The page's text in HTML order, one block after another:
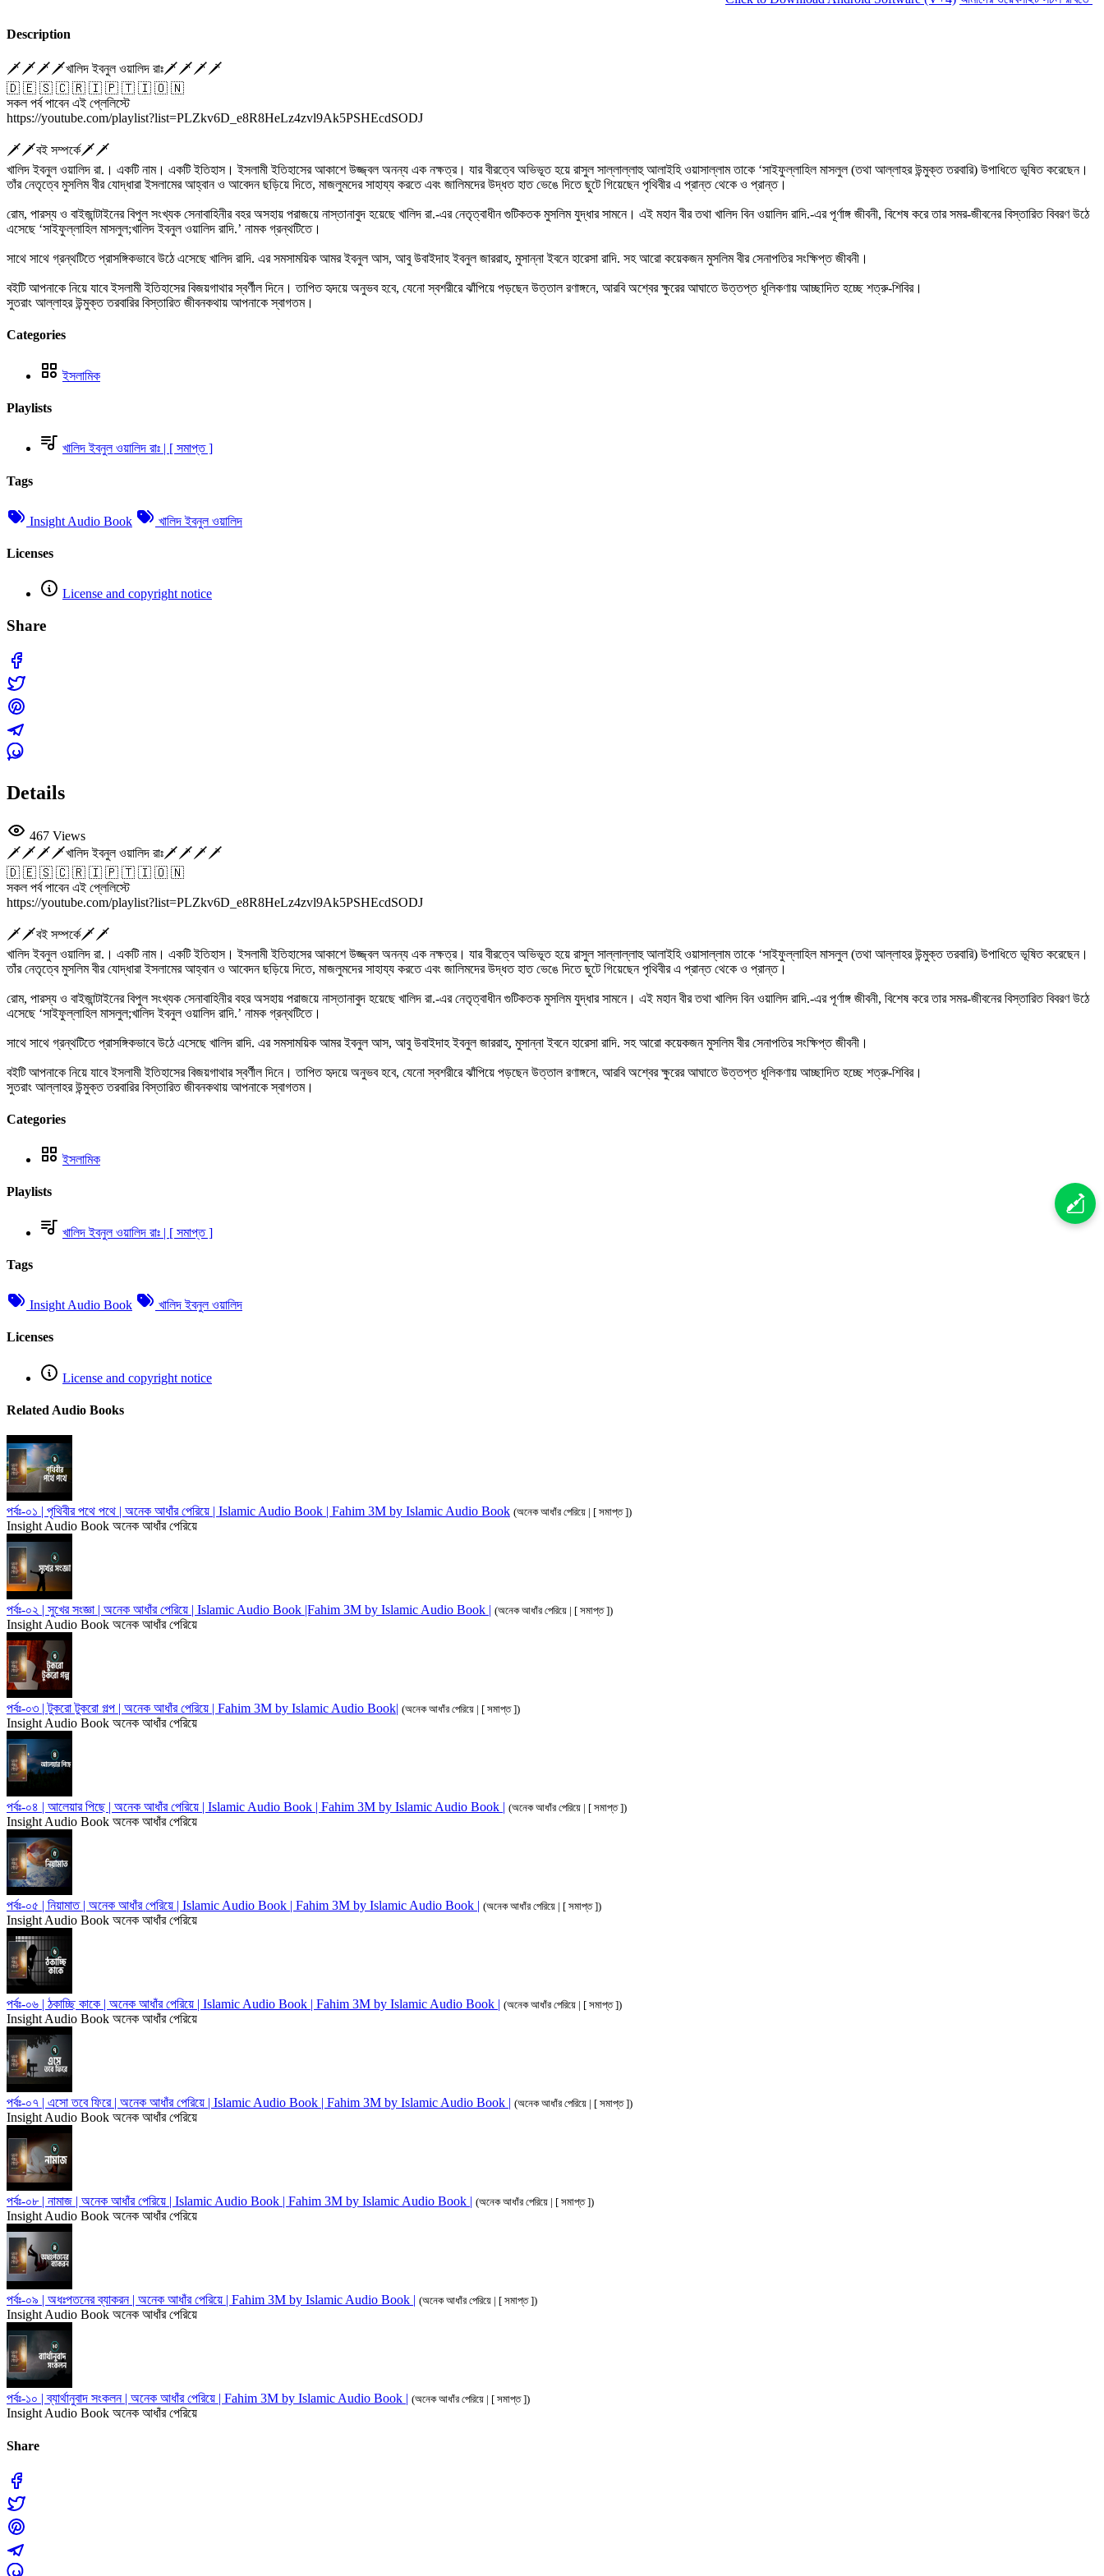
Description
🗡️🗡️🗡️🗡️খালিদ ইবনুল ওয়ালিদ রাঃ🗡️🗡️🗡️🗡️
🇩 🇪 🇸 🇨 🇷 🇮 🇵 🇹 🇮 🇴 🇳
সকল পর্ব পাবেন এই প্লেলিস্টে
https://youtube.com/playlist?list=PLZkv6D_e8R8HeLz4zvl9Ak5PSHEcdSODJ
🗡️🗡️বই সম্পর্কে🗡️🗡️
খালিদ ইবনুল ওয়ালিদ রা.। একটি নাম। একটি ইতিহাস। ইসলামী ইতিহাসের আকাশে উজ্জ্বল অনন্য এক নক্ষত্র। যার বীরত্বে অভিভূত হয়ে রাসুল সাল্লাল্লাহু আলাইহি ওয়াসাল্লাম তাকে ‘সাইফুল্লাহিল মাসলুল (তথা আল্লাহর উন্মুক্ত তরবারি) উপাধিতে ভূষিত করেছেন।
তাঁর নেতৃত্বে মুসলিম বীর যোদ্ধারা ইসলামের আহ্বান ও আবেদন ছড়িয়ে দিতে, মাজলুমদের সাহায্য করতে এবং জালিমদের উদ্ধত হাত ভেঙে দিতে ছুটে গিয়েছেন পৃথিবীর এ প্রান্ত থেকে ও প্রান্ত।
রোম, পারস্য ও বাইজান্টাইনের বিপুল সংখ্যক সেনাবাহিনীর বহর অসহায় পরাজয়ে নাস্তানাবুদ হয়েছে খালিদ রা.-এর নেতৃত্বাধীন গুটিকতক মুসলিম যুদ্ধার সামনে। এই মহান বীর তথা খালিদ বিন ওয়ালিদ রাদি.-এর পূর্ণাঙ্গ জীবনী, বিশেষ করে তার সমর-জীবনের বিস্তারিত বিবরণ উঠে
এসেছে ‘সাইফুল্লাহিল মাসলুল;খালিদ ইবনুল ওয়ালিদ রাদি.’ নামক গ্রন্থটিতে।
সাথে সাথে গ্রন্থটিতে প্রাসঙ্গিকভাবে উঠে এসেছে খালিদ রাদি. এর সমসাময়িক আমর ইবনুল আস, আবু উবাইদাহ ইবনুল জাররাহ, মুসান্না ইবনে হারেসা রাদি. সহ আরো কয়েকজন মুসলিম বীর সেনাপতির সংক্ষিপ্ত জীবনী।
বইটি আপনাকে নিয়ে যাবে ইসলামী ইতিহাসের বিজয়গাথার স্বর্ণীল দিনে। তাপিত হৃদয়ে অনুভব হবে, যেনো স্বশরীরে ঝাঁপিয়ে পড়ছেন উত্তাল রণাঙ্গনে, আরবি অশ্বের ক্ষুরের আঘাতে উত্তপ্ত ধূলিকণায় আচ্ছাদিত হচ্ছে শত্রু-শিবির।
সুতরাং আল্লাহর উন্মুক্ত তরবারির বিস্তারিত জীবনকথায় আপনাকে স্বাগতম।
Categories
ইসলামিক
Playlists
খালিদ ইবনুল ওয়ালিদ রাঃ | [ সমাপ্ত ]
Tags
Insight Audio Book খালিদ ইবনুল ওয়ালিদ
Licenses
License and copyright notice
Share
Details
467 Views
🗡️🗡️🗡️🗡️খালিদ ইবনুল ওয়ালিদ রাঃ🗡️🗡️🗡️🗡️
🇩 🇪 🇸 🇨 🇷 🇮 🇵 🇹 🇮 🇴 🇳
সকল পর্ব পাবেন এই প্লেলিস্টে
https://youtube.com/playlist?list=PLZkv6D_e8R8HeLz4zvl9Ak5PSHEcdSODJ
🗡️🗡️বই সম্পর্কে🗡️🗡️
খালিদ ইবনুল ওয়ালিদ রা.। একটি নাম। একটি ইতিহাস। ইসলামী ইতিহাসের আকাশে উজ্জ্বল অনন্য এক নক্ষত্র। যার বীরত্বে অভিভূত হয়ে রাসুল সাল্লাল্লাহু আলাইহি ওয়াসাল্লাম তাকে ‘সাইফুল্লাহিল মাসলুল (তথা আল্লাহর উন্মুক্ত তরবারি) উপাধিতে ভূষিত করেছেন।
তাঁর নেতৃত্বে মুসলিম বীর যোদ্ধারা ইসলামের আহ্বান ও আবেদন ছড়িয়ে দিতে, মাজলুমদের সাহায্য করতে এবং জালিমদের উদ্ধত হাত ভেঙে দিতে ছুটে গিয়েছেন পৃথিবীর এ প্রান্ত থেকে ও প্রান্ত।
রোম, পারস্য ও বাইজান্টাইনের বিপুল সংখ্যক সেনাবাহিনীর বহর অসহায় পরাজয়ে নাস্তানাবুদ হয়েছে খালিদ রা.-এর নেতৃত্বাধীন গুটিকতক মুসলিম যুদ্ধার সামনে। এই মহান বীর তথা খালিদ বিন ওয়ালিদ রাদি.-এর পূর্ণাঙ্গ জীবনী, বিশেষ করে তার সমর-জীবনের বিস্তারিত বিবরণ উঠে
এসেছে ‘সাইফুল্লাহিল মাসলুল;খালিদ ইবনুল ওয়ালিদ রাদি.’ নামক গ্রন্থটিতে।
সাথে সাথে গ্রন্থটিতে প্রাসঙ্গিকভাবে উঠে এসেছে খালিদ রাদি. এর সমসাময়িক আমর ইবনুল আস, আবু উবাইদাহ ইবনুল জাররাহ, মুসান্না ইবনে হারেসা রাদি. সহ আরো কয়েকজন মুসলিম বীর সেনাপতির সংক্ষিপ্ত জীবনী।
বইটি আপনাকে নিয়ে যাবে ইসলামী ইতিহাসের বিজয়গাথার স্বর্ণীল দিনে। তাপিত হৃদয়ে অনুভব হবে, যেনো স্বশরীরে ঝাঁপিয়ে পড়ছেন উত্তাল রণাঙ্গনে, আরবি অশ্বের ক্ষুরের আঘাতে উত্তপ্ত ধূলিকণায় আচ্ছাদিত হচ্ছে শত্রু-শিবির।
সুতরাং আল্লাহর উন্মুক্ত তরবারির বিস্তারিত জীবনকথায় আপনাকে স্বাগতম।
Categories
ইসলামিক
Playlists
খালিদ ইবনুল ওয়ালিদ রাঃ | [ সমাপ্ত ]
Tags
Insight Audio Book খালিদ ইবনুল ওয়ালিদ
Licenses
License and copyright notice
Related Audio Books
পর্বঃ-০১ | পৃথিবীর পথে পথে | অনেক আধাঁর পেরিয়ে | Islamic Audio Book | Fahim 3M by Islamic Audio Book (অনেক আধাঁর পেরিয়ে | [ সমাপ্ত ])
Insight Audio Book অনেক আধাঁর পেরিয়ে
পর্বঃ-০২ | সুখের সংজ্ঞা | অনেক আধাঁর পেরিয়ে | Islamic Audio Book |Fahim 3M by Islamic Audio Book | (অনেক আধাঁর পেরিয়ে | [ সমাপ্ত ])
Insight Audio Book অনেক আধাঁর পেরিয়ে
পর্বঃ-০৩ | টুকরো টুকরো গল্প | অনেক আধাঁর পেরিয়ে | Fahim 3M by Islamic Audio Book| (অনেক আধাঁর পেরিয়ে | [ সমাপ্ত ])
Insight Audio Book অনেক আধাঁর পেরিয়ে
পর্বঃ-০৪ | আলেয়ার পিছে | অনেক আধাঁর পেরিয়ে | Islamic Audio Book | Fahim 3M by Islamic Audio Book | (অনেক আধাঁর পেরিয়ে | [ সমাপ্ত ])
Insight Audio Book অনেক আধাঁর পেরিয়ে
পর্বঃ-০৫ | নিয়ামাত | অনেক আধাঁর পেরিয়ে | Islamic Audio Book | Fahim 3M by Islamic Audio Book | (অনেক আধাঁর পেরিয়ে | [ সমাপ্ত ])
Insight Audio Book অনেক আধাঁর পেরিয়ে
পর্বঃ-০৬ | ঠকাচ্ছি কাকে | অনেক আধাঁর পেরিয়ে | Islamic Audio Book | Fahim 3M by Islamic Audio Book | (অনেক আধাঁর পেরিয়ে | [ সমাপ্ত ])
Insight Audio Book অনেক আধাঁর পেরিয়ে
পর্বঃ-০৭ | এসো তবে ফিরে | অনেক আধাঁর পেরিয়ে | Islamic Audio Book | Fahim 3M by Islamic Audio Book | (অনেক আধাঁর পেরিয়ে | [ সমাপ্ত ])
Insight Audio Book অনেক আধাঁর পেরিয়ে
পর্বঃ-০৮ | নামাজ | অনেক আধাঁর পেরিয়ে | Islamic Audio Book | Fahim 3M by Islamic Audio Book | (অনেক আধাঁর পেরিয়ে | [ সমাপ্ত ])
Insight Audio Book অনেক আধাঁর পেরিয়ে
পর্বঃ-০৯ | অধঃপতনের ব্যাকরন | অনেক আধাঁর পেরিয়ে | Fahim 3M by Islamic Audio Book | (অনেক আধাঁর পেরিয়ে | [ সমাপ্ত ])
Insight Audio Book অনেক আধাঁর পেরিয়ে
পর্বঃ-১০ | ব্যার্থানুবাদ সংকলন | অনেক আধাঁর পেরিয়ে | Fahim 3M by Islamic Audio Book | (অনেক আধাঁর পেরিয়ে | [ সমাপ্ত ])
Insight Audio Book অনেক আধাঁর পেরিয়ে
Share